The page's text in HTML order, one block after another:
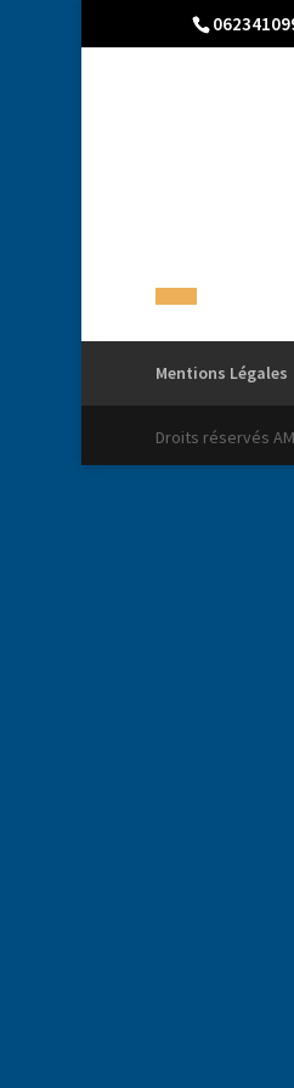
Mentions Légales
Droits réservés